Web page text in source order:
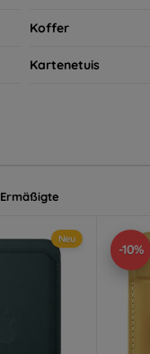
Koffer
Kartenetuis
Ermäßigte
Neu
-10%